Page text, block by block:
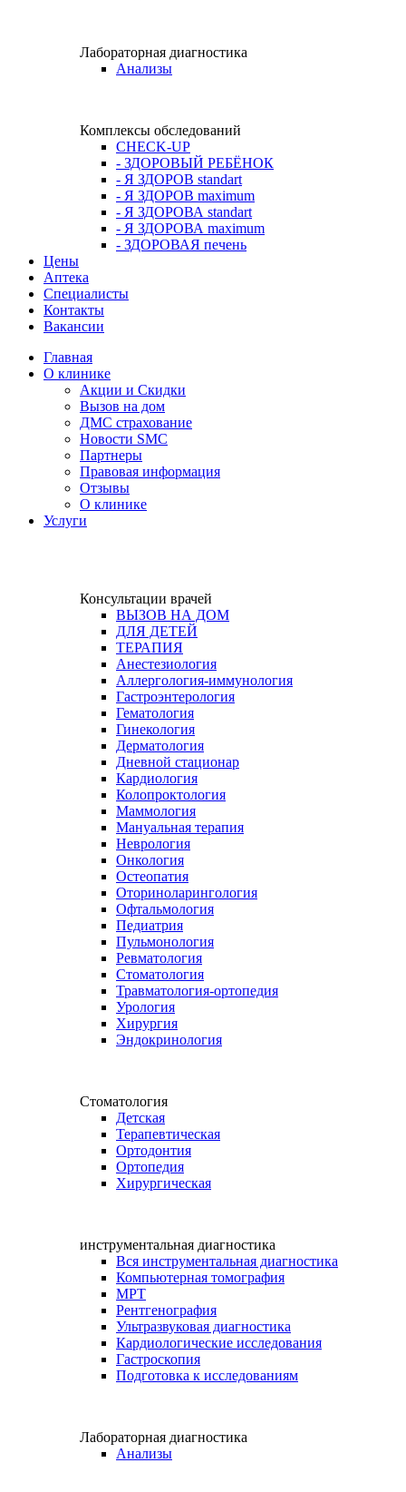
Лабораторная диагностика
Анализы
Комплексы обследований
CHECK-UP
- ЗДОРОВЫЙ РЕБЁНОК
- Я ЗДОРОВ standart
- Я ЗДОРОВ maximum
- Я ЗДОРОВА standart
- Я ЗДОРОВА maximum
- ЗДОРОВАЯ печень
Цены
Аптека
Cпециалисты
Контакты
Вакансии
Главная
О клинике
Акции и Скидки
Вызов на дом
ДМС страхование
Новости SMC
Партнеры
Правовая информация
Отзывы
О клинике
Услуги
Консультации врачей
ВЫЗОВ НА ДОМ
ДЛЯ ДЕТЕЙ
ТЕРАПИЯ
Анестезиология
Аллергология-иммунология
Гастроэнтерология​
Гематология
Гинекология
Дерматология
Дневной стационар
Кардиология
Колопроктология
Маммология
Мануальная терапия
Неврология
Онкология
Остеопатия
Оториноларингология
Офтальмология
Педиатрия
Пульмонология
Ревматология
Стоматология
Травматология-ортопедия
Урология
Хирургия
Эндокринология
Стоматология
Детская
Терапевтическая
Ортодонтия
Ортопедия
Хирургическая
инструментальная диагностика
Вся инструментальная диагностика
Компьютерная томография
МРТ
Рентгенография
Ультразвуковая диагностика
Кардиологические исследования
Гастроскопия
Подготовка к исследованиям
Лабораторная диагностика
Анализы